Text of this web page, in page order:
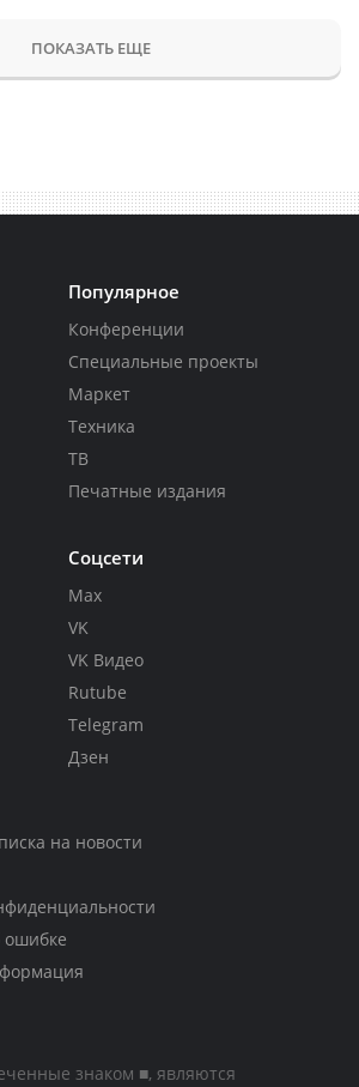
ПОКАЗАТЬ ЕЩЕ
Популярное
Конференции
Специальные проекты
Маркет
Техника
ТВ
Печатные издания
Соцсети
Max
VK
VK Видео
Rutube
Telegram
Дзен
на новости
ошибке
знаком ■, являются